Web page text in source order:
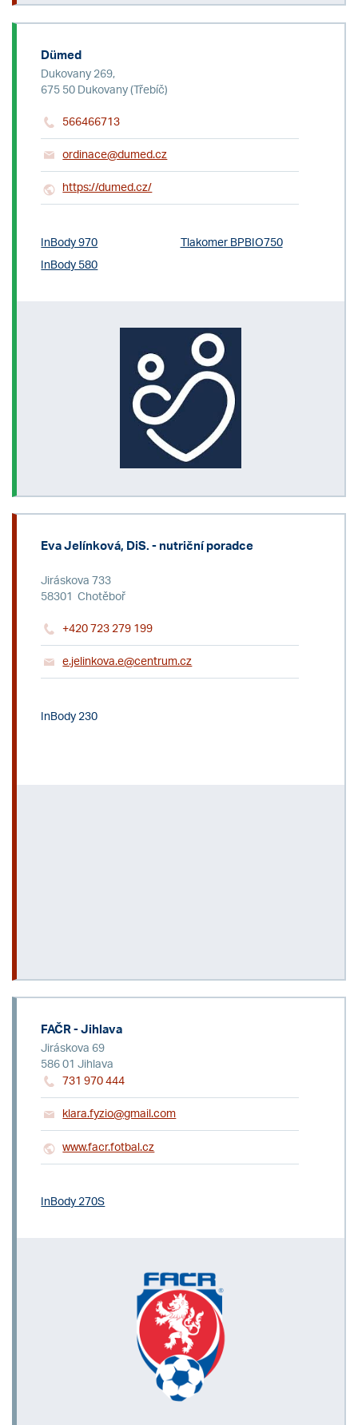
Dümed
Dukovany 269,
675 50 Dukovany (Třebíč)
566466713
ordinace@dumed.cz
https://dumed.cz/
InBody 970 Tlakomer BPBIO750
InBody 580
Eva Jelínková, DiS. - nutriční poradce
Jiráskova 733
58301 Chotěboř
+420 723 279 199
e.jelinkova.e@centrum.cz
InBody 230
FAČR - Jihlava
Jiráskova 69
586 01 Jihlava
731 970 444
klara.fyzio@gmail.com
www.facr.fotbal.cz
InBody 270S